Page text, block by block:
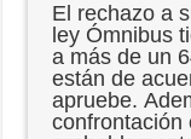
El rechazo a
ley Ómnibus
a más de un
están de
apruebe.
confrontación